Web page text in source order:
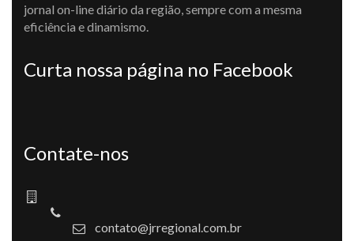
jornal on-line diário da região, sempre com a mesma
eficiência e dinamismo.
Curta nossa página no Facebook
Contate-nos
contato@jrregional.com.br